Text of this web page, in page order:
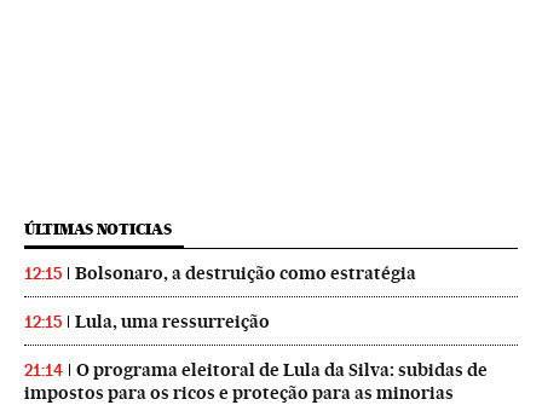
ÚLTIMAS NOTICIAS
12:15 Bolsonaro, a destruição como estratégia
12:15 Lula, uma ressurreição
21:14
O programa eleitoral de Lula da Silva: subidas de
impostos para os ricos e proteção para as minorias